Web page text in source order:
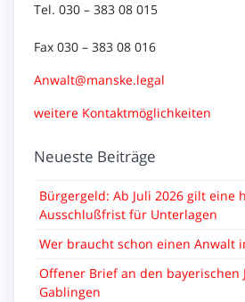
Tel. 030 – 383 08 015
Fax 030 – 383 08 016
Anwalt@manske.legal
weitere Kontaktmöglichkeiten
Neueste Beiträge
Bürgergeld: Ab Juli 2026 gilt eine
Ausschlußfrist für Unterlagen
Wer braucht schon einen Anwalt
Offener Brief an den bayerischen
Gablingen